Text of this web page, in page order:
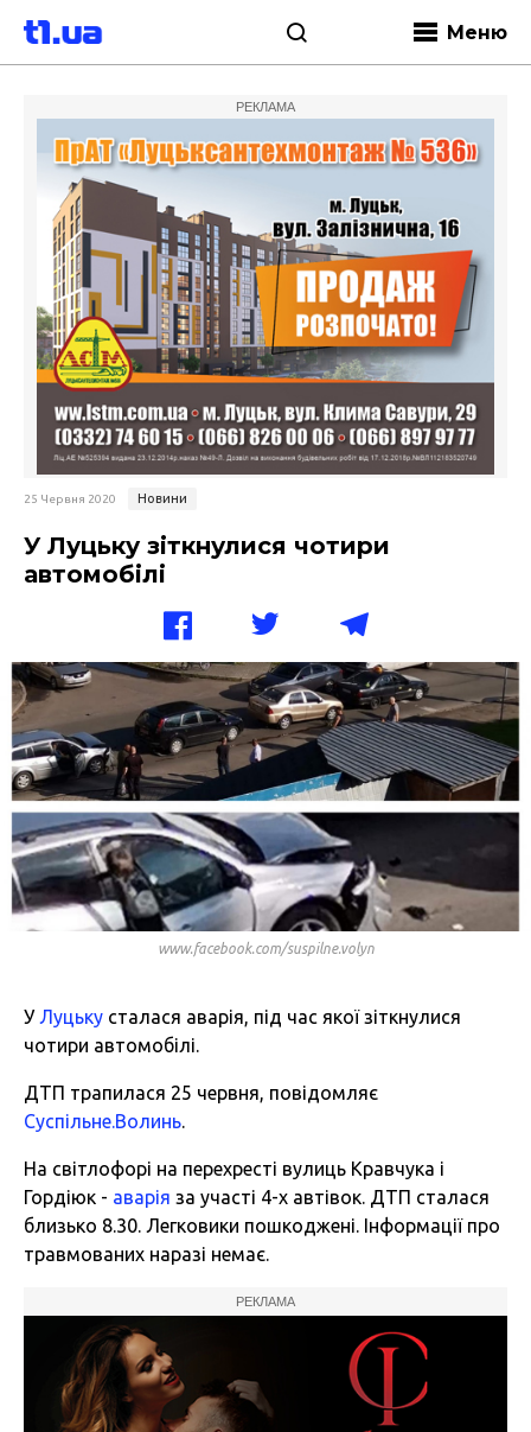
Меню
РЕКЛАМА
25 Червня 2020 Новини
У Луцьку зіткнулися чотири
автомобілі
www.facebook.com/suspilne.volyn
УЛуцьку сталася аварія, під час якої зіткнулися
чотири автомобілі.
ДТП трапилася 25 червня, повідомляє
Суспільне.Волинь.
На світлофорі на перехресті вулиць Кравчука і
Гордіюк - аварія за участі 4-х автівок. ДТП сталася
близько 8.30. Легковики пошкоджені. Інформації про
травмованих наразі немає.
РЕКЛАМА